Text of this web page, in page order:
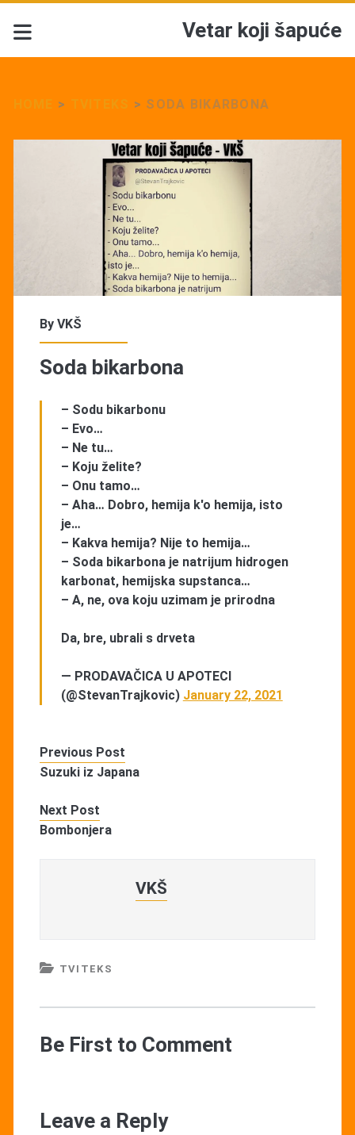
Vetar koji šapuće
> > SODA BIKARBONA
By VKŠ
Soda bikarbona
– Sodu bikarbonu
– Evo…
– Ne tu…
– Koju želite?
– Onu tamo…
– Aha… Dobro, hemija k'o hemija, isto
je…
– Kakva hemija? Nije to hemija…
– Soda bikarbona je natrijum hidrogen
karbonat, hemijska supstanca…
– A, ne, ova koju uzimam je prirodna
Da, bre, ubrali s drveta
— PRODAVAČICA U APOTECI
(@StevanTrajkovic) January 22, 2021
Previous Post
Suzuki iz Japana
Next Post
Bombonjera
VKŠ
TVITEKS
Be First to Comment
Leave a Reply